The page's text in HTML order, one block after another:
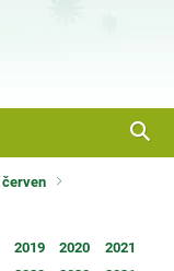
červen
2019 2020
2021